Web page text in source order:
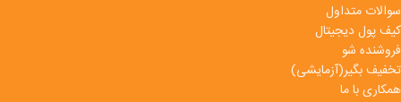
سوالات متداول
کیف پول دیجیتال
فروشنده شو
تخفیف بگیر(آزمایشی)
همکاری با ما